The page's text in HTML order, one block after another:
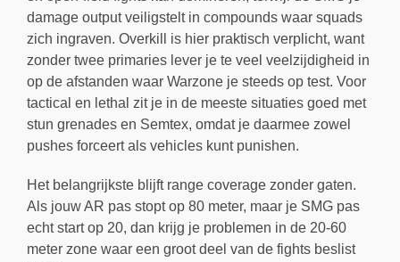
damage output veiligstelt in compounds waar squads
zich ingraven. Overkill is hier praktisch verplicht, want
zonder twee primaries lever je te veel veelzijdigheid in
op de afstanden waar Warzone je steeds op test. Voor
tactical en lethal zit je in de meeste situaties goed met
stun grenades en Semtex, omdat je daarmee zowel
pushes forceert als vehicles kunt punishen.
Het belangrijkste blijft range coverage zonder gaten.
Als jouw AR pas stopt op 80 meter, maar je SMG pas
echt start op 20, dan krijg je problemen in de 20-60
meter zone waar een groot deel van de fights beslist